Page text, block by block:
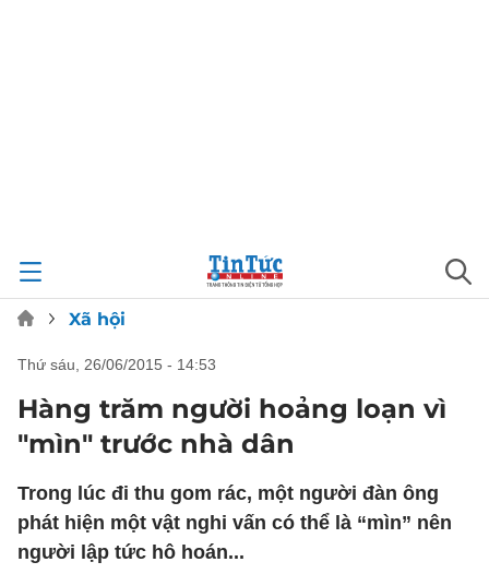
Xã hội
thứ sáu, 26/06/2015 - 14:53
Hàng trăm người hoảng loạn vì
"mìn" trước nhà dân
Trong lúc đi thu gom rác, một người đàn ông
phát hiện một vật nghi vấn có thể là “mìn” nên
người lập tức hô hoán...